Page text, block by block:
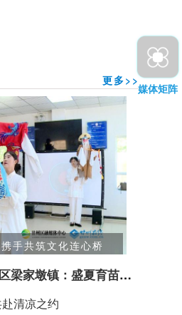
更多>>
手共筑文化连心桥
梁家墩镇：盛夏育苗不
清凉之约
媒体矩阵